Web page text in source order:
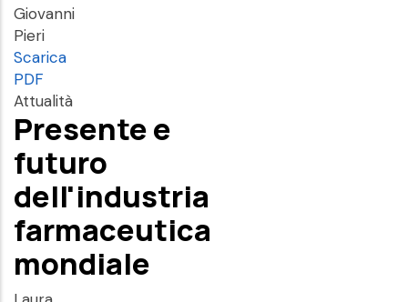
Giovanni
Pieri
Scarica
PDF
Attualità
Presente e
futuro
dell'industria
farmaceutica
mondiale